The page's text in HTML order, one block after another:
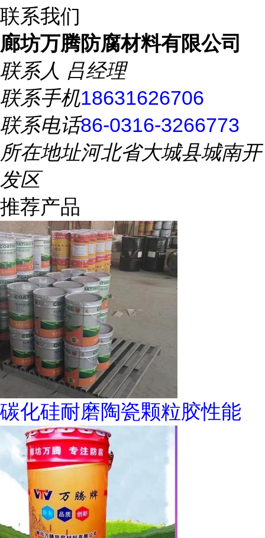
联系我们
廊坊万腾防腐材料有限公司
联系人 吕经理
联系手机18631626706
联系电话86-0316-3266773
所在地址河北省大城县城南开
发区
推荐产品
碳化硅耐磨陶瓷颗粒胶性能